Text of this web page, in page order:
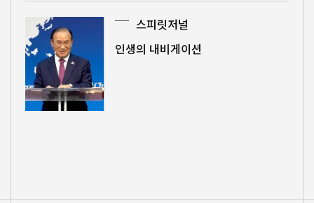
스피릿저널
인생의 내비게이션